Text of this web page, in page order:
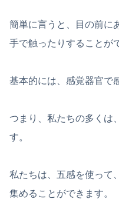
簡単に言うと、目の前に
手で触ったりすることが
基本的には、感覚器官で
つまり、私たちの多くは
す。
私たちは、五感を使って
集めることができます。